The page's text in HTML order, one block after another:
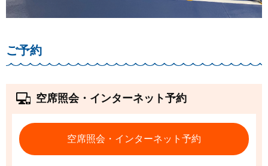
ご予約
空席照会・インターネット予約
空席照会・インターネット予約